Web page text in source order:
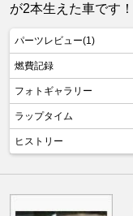
が2本生えた車です！
パーツレビュー(1)
燃費記録
フォトギャラリー
ラップタイム
ヒストリー